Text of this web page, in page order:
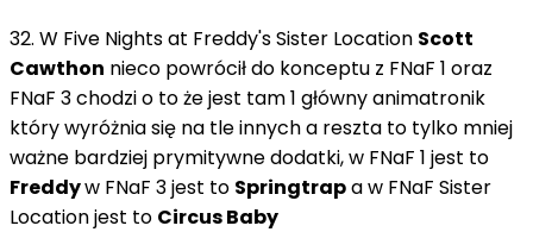
32. W Five Nights at Freddy's Sister Location Scott
Cawthon nieco powrócił do konceptu z FNaF 1 oraz
FNaF 3 chodzi o to że jest tam 1 główny animatronik
który wyróżnia się na tle innych a reszta to tylko mniej
ważne bardziej prymitywne dodatki, w FNaF 1 jest to
Freddyw FNaF 3 jest to Springtrapa w FNaF Sister
Location jest to Circus Baby